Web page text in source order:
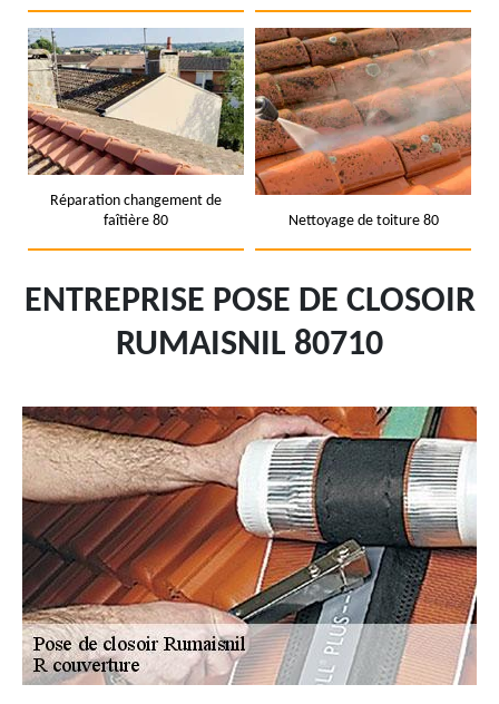
Réparation changement de
faîtière 80
Nettoyage de toiture 80
ENTREPRISE POSE DE CLOSOIR
RUMAISNIL 80710